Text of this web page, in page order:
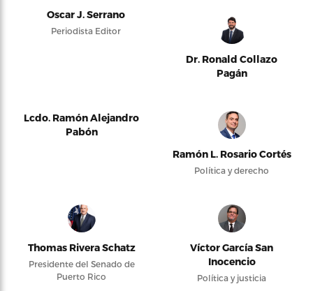
Oscar J. Serrano
Periodista Editor
Dr. Ronald Collazo
Pagán
Lcdo. Ramón Alejandro
Pabón
Ramón L. Rosario Cortés
Política y derecho
Thomas Rivera Schatz
Presidente del Senado de
Puerto Rico
Víctor García San
Inocencio
Política y justicia